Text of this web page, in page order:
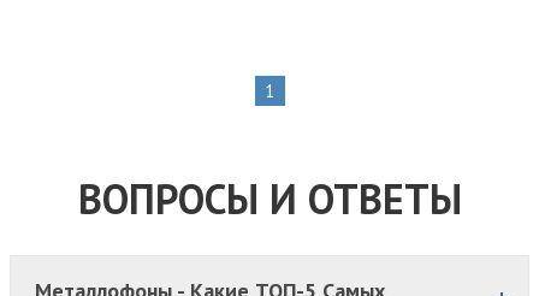
1
ВОПРОСЫ И ОТВЕТЫ
Металлофоны - Какие ТОП-5 Самых